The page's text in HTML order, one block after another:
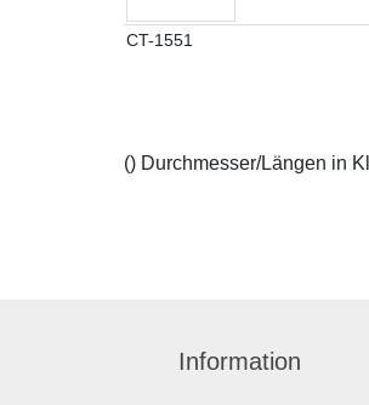
CT-1551
() Durchmesser/Längen in
Information